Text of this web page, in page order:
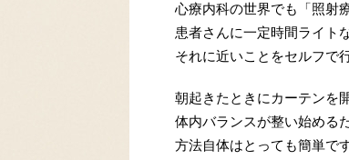
心療内科の世界でも「照射
患者さんに一定時間ライト
それに近いことをセルフで
朝起きたときにカーテンを
体内バランスが整い始める
方法自体はとっても簡単で